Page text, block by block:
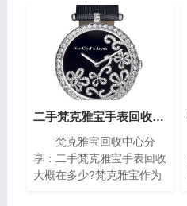
二手梵克雅宝手表回收大概在多少?(梵克雅宝高价回收指南)
梵克雅宝回收中心分
享：二手梵克雅宝手表回收
大概在多少?梵克雅宝作为